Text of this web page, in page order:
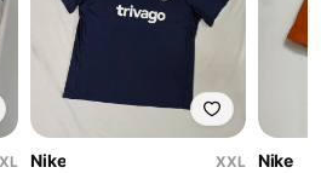
XL
Nike
XXL
Nike